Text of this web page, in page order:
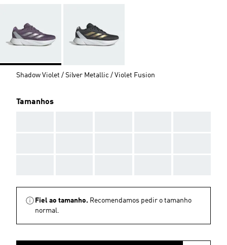
Shadow Violet / Silver Metallic / Violet Fusion
Tamanhos
Fiel ao tamanho. Recomendamos pedir o tamanho
normal.